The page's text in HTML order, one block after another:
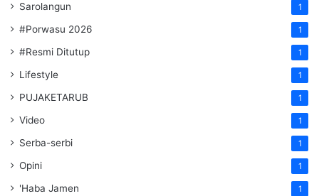
Sarolangun 1
#Porwasu 2026 1
#Resmi Ditutup 1
Lifestyle 1
PUJAKETARUB 1
Video 1
Serba-serbi 1
Opini 1
'Haba Jamen 1